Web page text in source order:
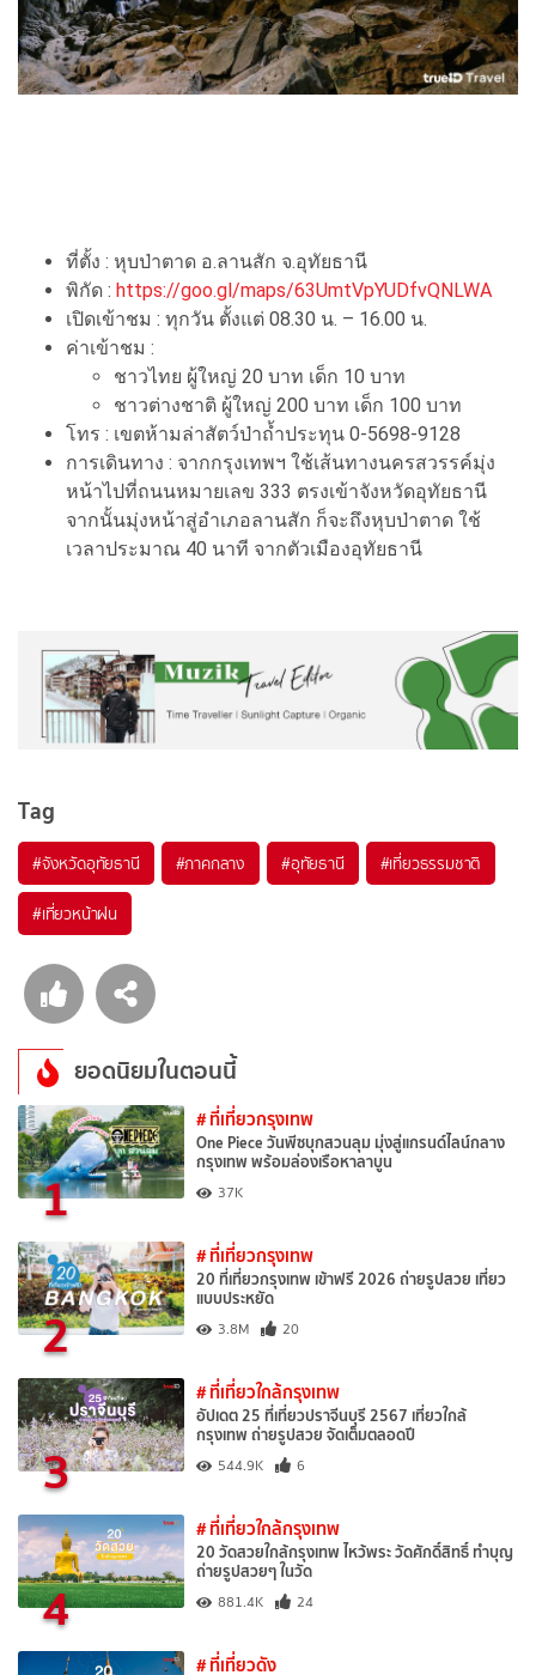
ที่ตั้ง : หุบป่าตาด อ.ลานสัก จ.อุทัยธานี
พิกัด : https://goo.gl/maps/63UmtVpYUDfvQNLWA
เปิดเข้าชม : ทุกวัน ตั้งแต่ 08.30 น. – 16.00 น.
ค่าเข้าชม :
ชาวไทย ผู้ใหญ่ 20 บาท เด็ก 10 บาท
ชาวต่างชาติ ผู้ใหญ่ 200 บาท เด็ก 100 บาท
โทร : เขตห้ามล่าสัตว์ป่าถ้ำประทุน 0-5698-9128
การเดินทาง : จากกรุงเทพฯ ใช้เส้นทางนครสวรรค์มุ่ง
หน้าไปที่ถนนหมายเลข 333 ตรงเข้าจังหวัดอุทัยธานี
จากนั้นมุ่งหน้าสู่อำเภอลานสัก ก็จะถึงหุบป่าตาด ใช้
เวลาประมาณ 40 นาที จากตัวเมืองอุทัยธานี
Tag
#จังหวัดอุทัยธานี #ภาคกลาง #อุทัยธานี #เที่ยวธรรมชาติ
#เที่ยวหน้าฝน
ยอดนิยมในตอนนี้
1
# ที่เที่ยวกรุงเทพ
One Piece วันพีซบุกสวนลุม มุ่งสู่แกรนด์ไลน์กลาง
กรุงเทพ พร้อมล่องเรือหาลาบูน
37K
2
# ที่เที่ยวกรุงเทพ
20 ที่เที่ยวกรุงเทพ เข้าฟรี 2026 ถ่ายรูปสวย เที่ยว
แบบประหยัด
3.8M 20
3
# ที่เที่ยวใกล้กรุงเทพ
อัปเดต 25 ที่เที่ยวปราจีนบุรี 2567 เที่ยวใกล้
กรุงเทพ ถ่ายรูปสวย จัดเต็มตลอดปี
544.9K 6
4
# ที่เที่ยวใกล้กรุงเทพ
20 วัดสวยใกล้กรุงเทพ ไหว้พระ วัดศักดิ์สิทธิ์ ทำบุญ
ถ่ายรูปสวยๆ ในวัด
881.4K 24
# ที่เที่ยวดัง